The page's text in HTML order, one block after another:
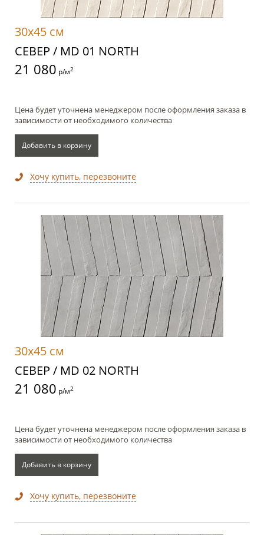
30x45 см
СЕВЕР / MD 01 NORTH
21 080 р/м2
Цена будет уточнена менеджером после оформления заказа в
зависимости от необходимого количества
Добавить в корзину
Хочу купить, перезвоните
30x45 см
СЕВЕР / MD 02 NORTH
21 080 р/м2
Цена будет уточнена менеджером после оформления заказа в
зависимости от необходимого количества
Добавить в корзину
Хочу купить, перезвоните